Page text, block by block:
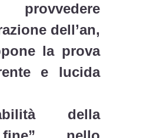
provvedere
dell’an,
la prova
e lucida
della